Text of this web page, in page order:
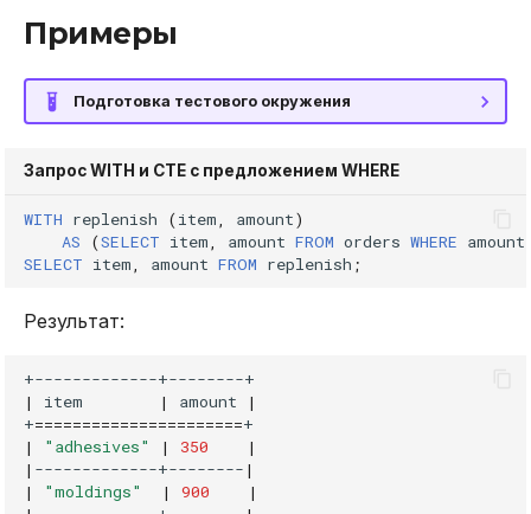
Примеры
Подготовка тестового окружения
Запрос WITH и CTE с предложением WHERE
WITH replenish (item amount)
AS
(SELECT item amount FROM orders WHERE amount
SELECT item amount FROM replenish ;
Результат:
|
item | amount
|
+======================
|
"adhesives" | 350
|
| -------------+-------- |
|
"moldings" | 900
|